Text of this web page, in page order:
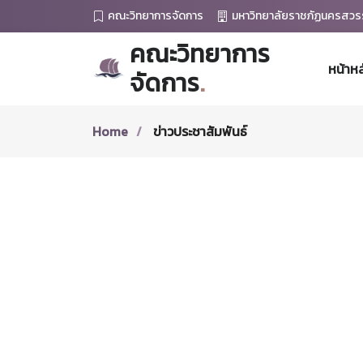
คณะวิทยาการจัดการ มหาวิทยาลัยราชภัฏนครสว
คณะวิทยาการ
จัดการ. หน้าห
Home ข่าวประชาสัมพันธ์